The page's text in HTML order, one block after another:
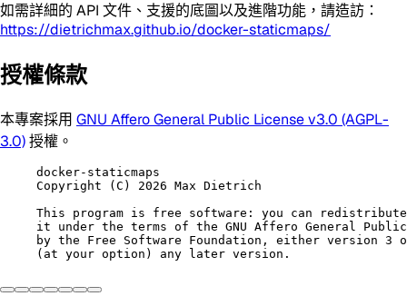
如需詳細的 API 文件、支援的底圖以及進階功能，請造訪：
https://dietrichmax.github.io/docker-staticmaps/
授權條款
本專案採用 GNU Affero General Public License v3.0 (AGPL-
3.0)授權。
docker-staticmaps
Copyright (C) 2026 Max Dietrich
This program is free software: you can
it under the terms of the GNU Affero General
by the Free Software Foundation, either version 3